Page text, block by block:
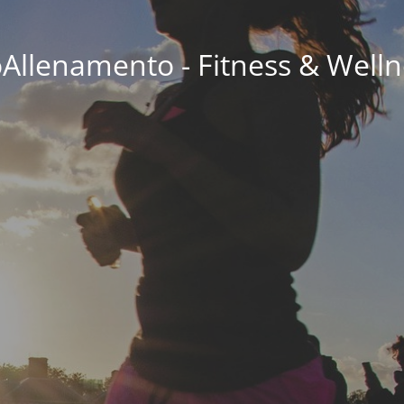
- Fitness &